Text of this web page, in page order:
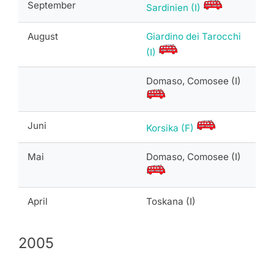
September Sardinien (I)
August
Giardino dei Tarocchi
(I)
Domaso, Comosee (I)
Juni Korsika (F)
Mai Domaso, Comosee (I)
April Toskana (I)
2005